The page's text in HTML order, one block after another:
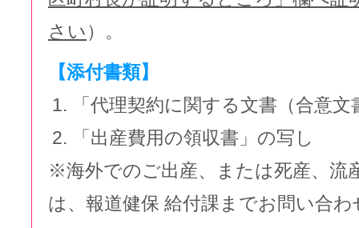
さい）。
【添付書類】
「代理契約に関する文書（合意
「出産費用の領収書」の写し
※海外でのご出産、または死産、流
は、報道健保 給付課までお問い合